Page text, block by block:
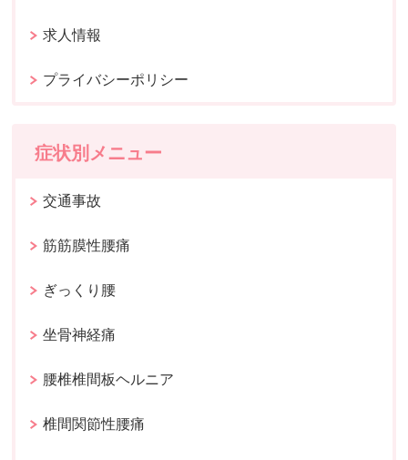
求人情報
プライバシーポリシー
症状別メニュー
交通事故
筋筋膜性腰痛
ぎっくり腰
坐骨神経痛
腰椎椎間板ヘルニア
椎間関節性腰痛